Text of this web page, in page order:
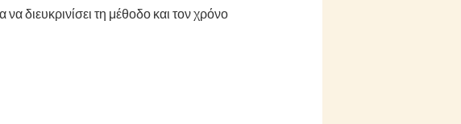
διευκρινίσει τη μέθοδο και τον χρόνο